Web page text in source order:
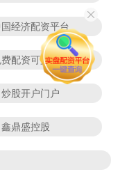
经济配资平台
配资可盈平台
炒股开户门户
鑫鼎盛控股